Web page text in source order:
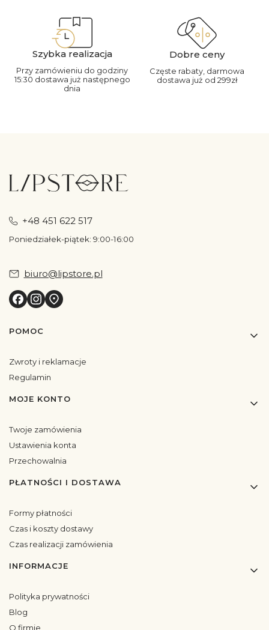
Szybka realizacja
Przy zamówieniu do godziny
15:30 dostawa już następnego
dnia
Dobre ceny
Częste rabaty, darmowa
dostawa już od 299zł
+48 451 622 517
Poniedziałek-piątek: 9:00-16:00
biuro@lipstore.pl
Linki w stopce
POMOC
Zwroty i reklamacje
Regulamin
MOJE KONTO
Twoje zamówienia
Ustawienia konta
Przechowalnia
PŁATNOŚCI I DOSTAWA
Formy płatności
Czas i koszty dostawy
Czas realizacji zamówienia
INFORMACJE
Polityka prywatności
Blog
O firmie